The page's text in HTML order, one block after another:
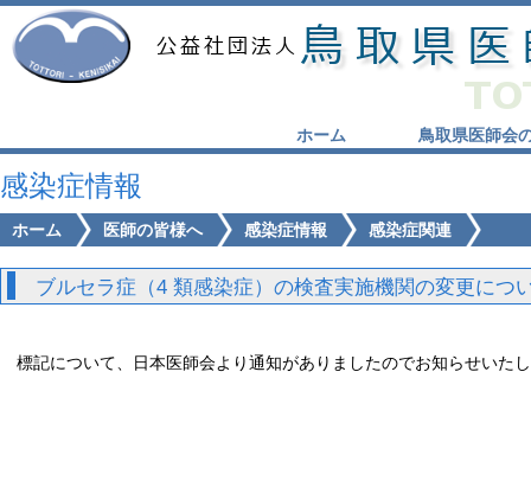
ホーム 鳥取県医師会
感染症情報
ホーム 医師の皆様へ 感染症情報 感染症関連
ブルセラ症（4 類感染症）の検査実施機関の変更につ
標記について、日本医師会より通知がありましたのでお知らせいた